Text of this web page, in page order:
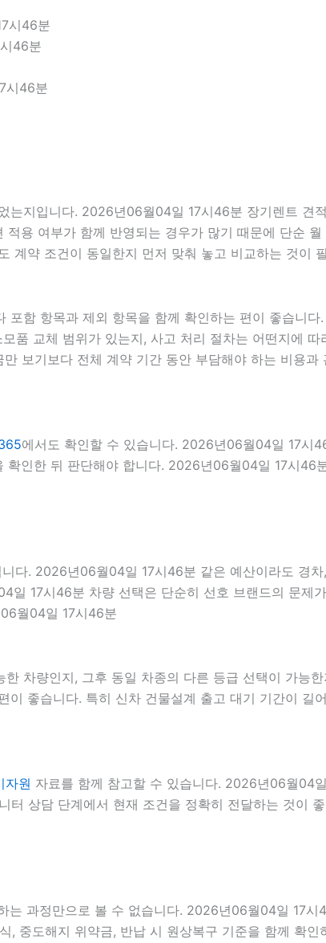
시46분
46분
시46분
지입니다. 2026년06월04일 17시46분 장기렌트 견
용 여부가 함께 반영되는 경우가 많기 때문에 단순
계약 조건이 동일한지 먼저 맞춰 놓고 비교하는 것이
함 항목과 제외 항목을 함께 확인하는 편이 좋습니
품 교체 범위가 있는지, 사고 처리 절차는 어떤지에
보기보다 전체 계약 기간 동안 부담해야 하는 비용
에서도 확인할 수 있습니다. 2026년06월04일 17시
확인한 뒤 판단해야 합니다. 2026년06월04일 17시46
다. 2026년06월04일 17시46분 같은 예산이라도 경
17시46분 차량 선택은 단순히 선호 브랜드의 문제
월04일 17시46분
차량인지, 그후 동일 차종의 다른 등급 선택이 가능
좋습니다. 특히 신차 건물설계 출고 대기 기간이
자원 자료를 함께 참고할 수 있습니다. 2026년06월04
터 상담 단계에서 현재 조건을 정확히 전달하는 것이
과정만으로 볼 수 없습니다. 2026년06월04일 17시
, 중도해지 위약금, 반납 시 원상복구 기준을 함께 확